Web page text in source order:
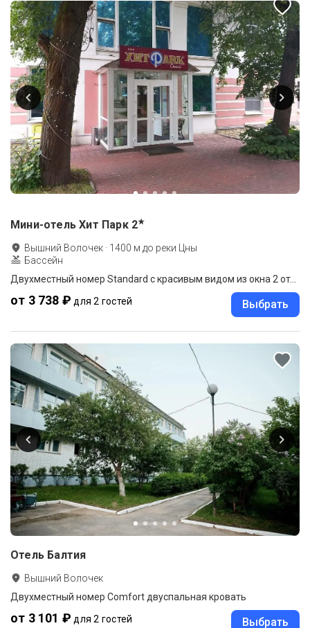
Мини-отель Хит Парк 2★
Вышний Волочек · 1400 м до реки Цны
Бассейн
Двухместный номер Standard с красивым видом из окна 2 отдельные кровати
от 3 738 ₽ для 2 гостей Выбрать
Отель Балтия
Вышний Волочек
Двухместный номер Comfort двуспальная кровать
от 3 101 ₽ для 2 гостей Выбрать